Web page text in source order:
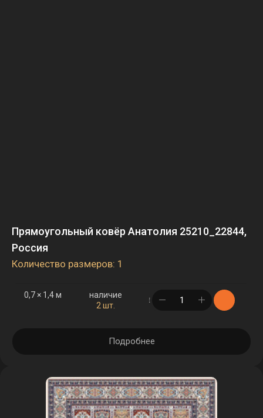
Прямоугольный ковёр Анатолия 25210_22844,
Россия
Количество размеров: 1
0,7 × 1,4 м
наличие
2 шт.
в корзине
Подробнее